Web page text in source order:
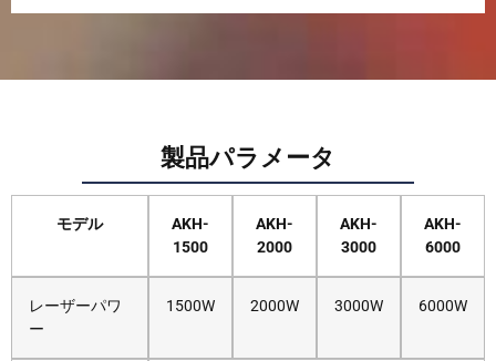
製品パラメータ
モデル
AKH-
1500
AKH-
2000
AKH-
3000
AKH-
6000
レーザーパワ
ー
1500W 2000W 3000W 6000W